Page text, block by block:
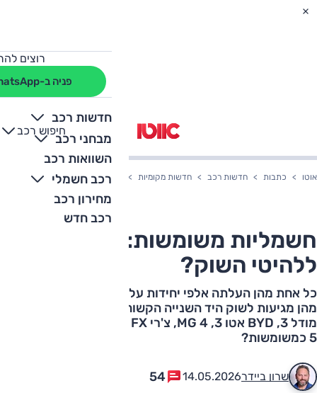
רוצים
פניה ב-WhatsApp
חדשות רכב
מבחני רכב
השוואות רכב
רכב חשמלי
מחירון רכב
רכב חדש
חיפוש רכב
+
-
אוטו כתבות חדשות רכב חדשות מקומיות חשמליות משומשות: מה קרה
חשמליות משומשות: מה קרה
ללהיטי השוק?
כל אחת מהן העלתה אלפי יחידות על הכבישים, עכשיו מאות
מהן מגיעות לשוק היד השנייה הקשוח. אז מה מציעות טסלה
5 כמשומשות?
שרון ביידר14.05.2026
54